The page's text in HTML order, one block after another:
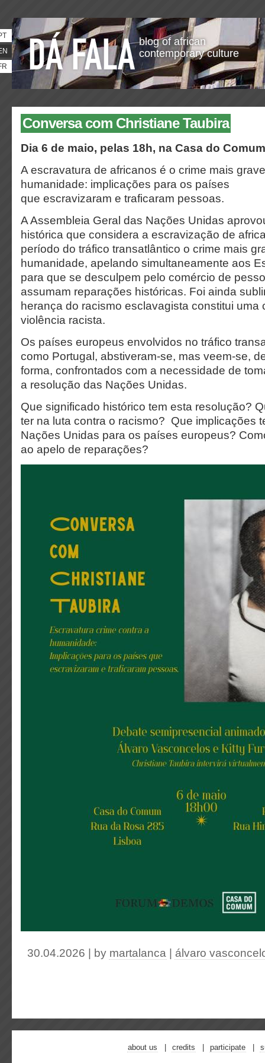
blog of african
contemporary culture
Conversa com Christiane Taubira
Dia 6 de maio, pelas 18h, na Casa do
A escravatura de africanos é o crime mais
humanidade: implicações para os países
que escravizaram e traficaram pessoas.
A Assembleia Geral das Nações Unidas
histórica que considera a escravização de
período do tráfico transatlântico o crime mais
humanidade, apelando simultaneamente aos
para que se desculpem pelo comércio de
assumam reparações históricas. Foi ainda
herança do racismo esclavagista constitui uma
violência racista.
Os países europeus envolvidos no tráfico
como Portugal, abstiveram-se, mas veem-se,
forma, confrontados com a necessidade de
a resolução das Nações Unidas.
Que significado histórico tem esta resolução?
ter na luta contra o racismo? Que implicações
Nações Unidas para os países europeus?
ao apelo de reparações?
30.04.2026 | by martalanca álvaro
about us credits participate